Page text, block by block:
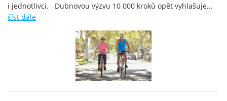
i jednotlivci. Dubnovou výzvu 10 000 kroků opět vyhlašuje...
číst dále